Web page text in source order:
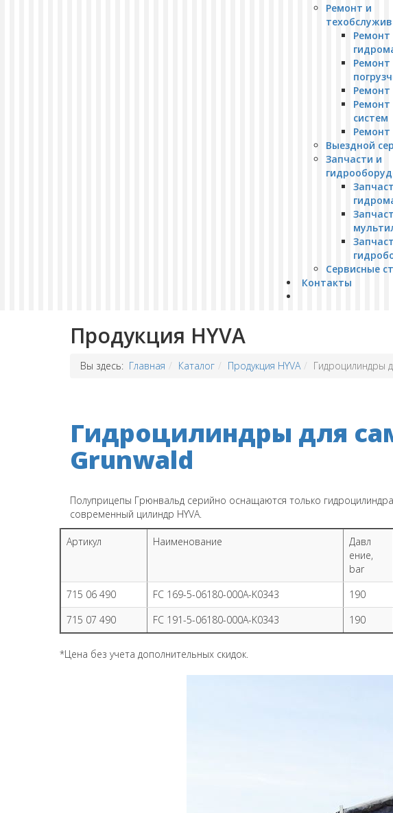
Ремонт и
Ремонт
Ремонт
Ремонт
систем
Ремонт
Выездной
Запчасти и
Сервисные
Контакты
Продукция HYVA
Вы здесь: Главная Каталог Продукция HYVA Гидроцилиндры
Гидроцилиндры для
Grunwald
Полуприцепы Грюнвальд серийно оснащаются только
современный цилиндр HYVA.
Артикул Наименование
Давл
ение,
bar
715 06 490
FC 169-5-06180-000A-K0343 190
715 07 490
FC 191-5-06180-000A-K0343 190
*Цена без учета дополнительных скидок.